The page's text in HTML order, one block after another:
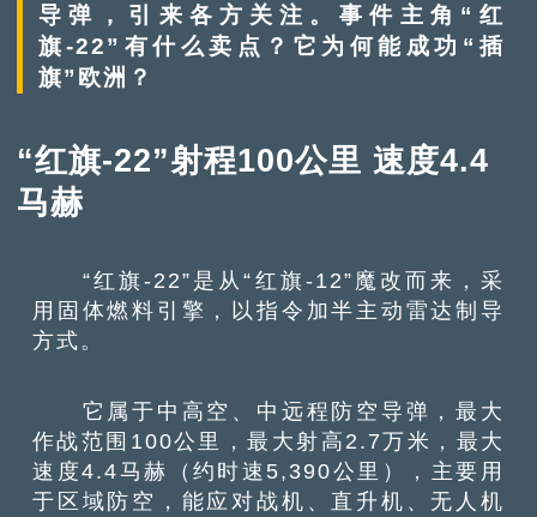
导弹，引来各方关注。事件主角“红
旗-22”有什么卖点？它为何能成功“插
旗”欧洲？
“红旗-22”射程100公里 速度4.4
马赫
“红旗-22”是从“红旗-12”魔改而来，采
用固体燃料引擎，以指令加半主动雷达制导
方式。
它属于中高空、中远程防空导弹，最大
作战范围100公里，最大射高2.7万米，最大
速度4.4马赫（约时速5,390公里），主要用
于区域防空，能应对战机、直升机、无人机